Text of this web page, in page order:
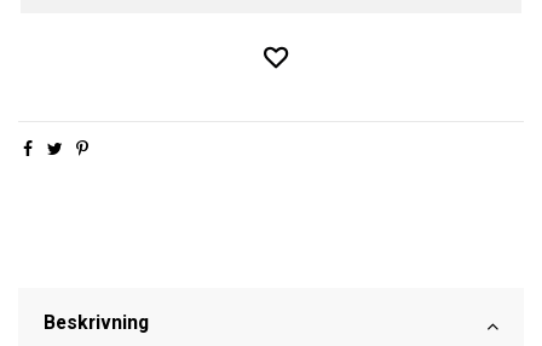
Beskrivning